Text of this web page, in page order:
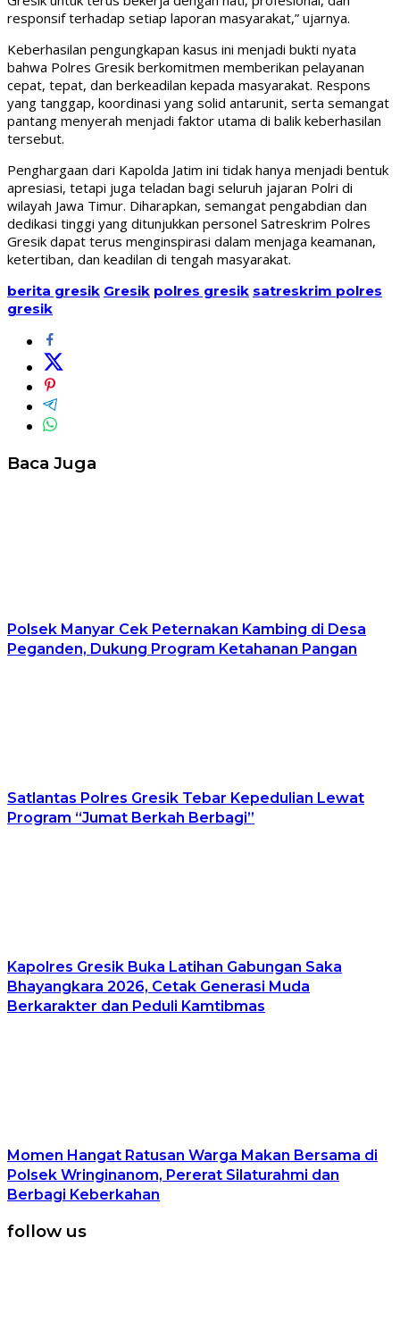
responsif terhadap setiap laporan masyarakat,” ujarnya.
Keberhasilan pengungkapan kasus ini menjadi bukti nyata
bahwa Polres Gresik berkomitmen memberikan pelayanan
cepat, tepat, dan berkeadilan kepada masyarakat. Respons
yang tanggap, koordinasi yang solid antarunit, serta semangat
pantang menyerah menjadi faktor utama di balik keberhasilan
tersebut.
Penghargaan dari Kapolda Jatim ini tidak hanya menjadi bentuk
apresiasi, tetapi juga teladan bagi seluruh jajaran Polri di
wilayah Jawa Timur. Diharapkan, semangat pengabdian dan
dedikasi tinggi yang ditunjukkan personel Satreskrim Polres
Gresik dapat terus menginspirasi dalam menjaga keamanan,
ketertiban, dan keadilan di tengah masyarakat.
berita gresik Gresik polres gresik satreskrim polres
gresik
Baca Juga
Polsek Manyar Cek Peternakan Kambing di Desa
Peganden, Dukung Program Ketahanan Pangan
Satlantas Polres Gresik Tebar Kepedulian Lewat
Program “Jumat Berkah Berbagi”
Kapolres Gresik Buka Latihan Gabungan Saka
Bhayangkara 2026, Cetak Generasi Muda
Berkarakter dan Peduli Kamtibmas
Momen Hangat Ratusan Warga Makan Bersama di
Polsek Wringinanom, Pererat Silaturahmi dan
Berbagi Keberkahan
follow us